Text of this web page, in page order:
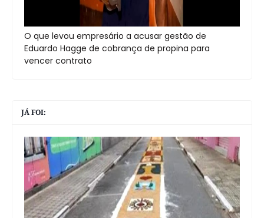
O que levou empresário a acusar gestão de
Eduardo Hagge de cobrança de propina para
vencer contrato
JÁ FOI: